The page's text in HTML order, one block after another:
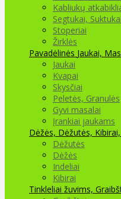
Kabliukų
Segtukai, Suktukai
Stoperiai
Žirklės
Pavadėlinės Jaukai,
Jaukai
Kvapai
Skysčiai
Peletės, Granulės
Gyvi masalai
Įrankiai jaukams
Dėžės, Dėžutės,
Dėžutės
Dėžės
Indeliai
Kibirai
Tinkleliai žuvims,